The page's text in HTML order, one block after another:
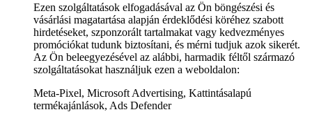
Ezen szolgáltatások elfogadásával az Ön böngészési és
vásárlási magatartása alapján érdeklődési köréhez szabott
hirdetéseket, szponzorált tartalmakat vagy kedvezményes
promóciókat tudunk biztosítani, és mérni tudjuk azok sikerét.
Az Ön beleegyezésével az alábbi, harmadik féltől származó
szolgáltatásokat használjuk ezen a weboldalon:
Meta-Pixel, Microsoft Advertising, Kattintásalapú
termékajánlások, Ads Defender